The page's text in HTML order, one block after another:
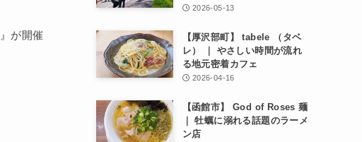
』が開催
2026-05-13
【厚沢部町】 tabele （タベ
レ） ｜ やさしい時間が流れ
る地元密着カフェ
2026-04-16
【函館市】 God of Roses 麺
｜ 牡蠣に溺れる話題のラーメ
ン店